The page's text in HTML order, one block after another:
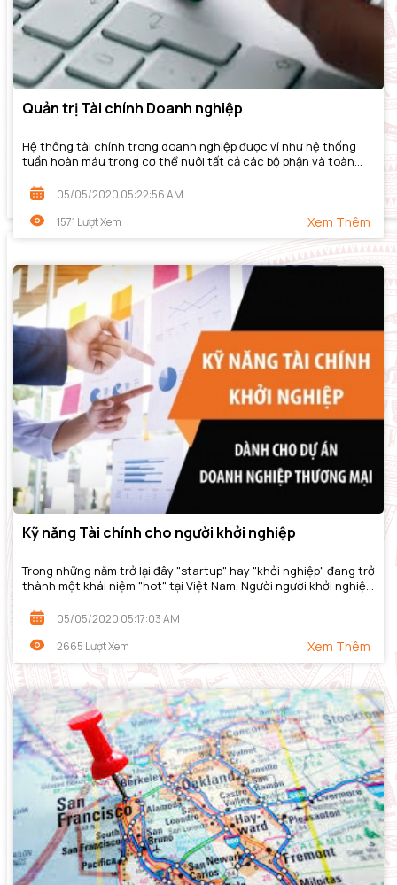
Quản trị Tài chính Doanh nghiệp
Hệ thống tài chính trong doanh nghiệp được ví như hệ thống
tuần hoàn máu trong cơ thể nuôi tất cả các bộ phận và toàn
05/05/2020 05:22:56 AM
1571 Lượt Xem
Xem Thêm
Kỹ năng Tài chính cho người khởi nghiệp
Trong những năm trở lại đây "startup" hay "khởi nghiệp" đang trở
thành một khái niệm "hot" tại Việt Nam. Người người khởi nghiệp,
05/05/2020 05:17:03 AM
2665 Lượt Xem
Xem Thêm